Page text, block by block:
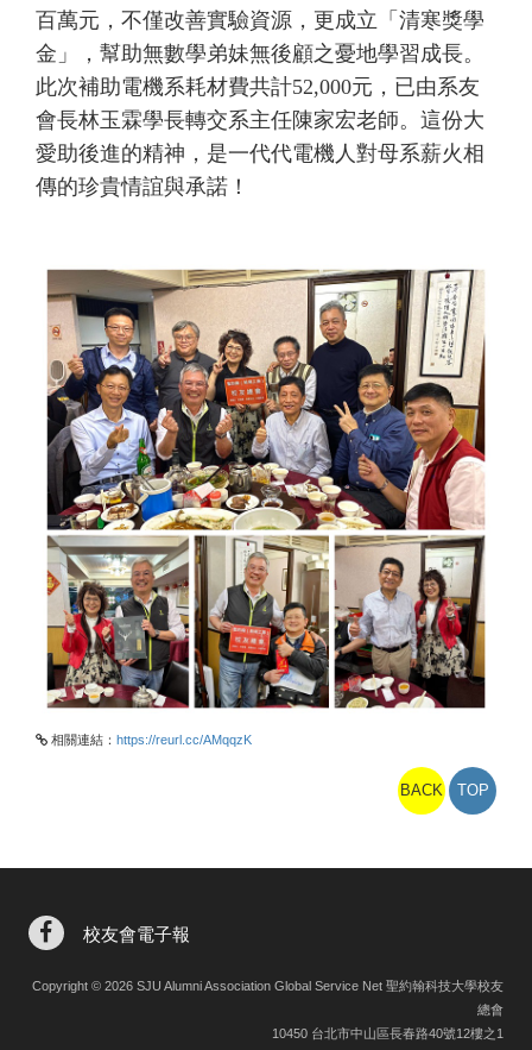
百萬元，不僅改善實驗資源，更成立「清寒獎學
金」，幫助無數學弟妹無後顧之憂地學習成長。
此次補助電機系耗材費共計52,000元，已由系友
會長林玉霖學長轉交系主任陳家宏老師。這份大
愛助後進的精神，是一代代電機人對母系薪火相
傳的珍貴情誼與承諾！
相關連結： https://reurl.cc/AMqqzK
BACK TOP
校友會電子報
Copyright © 2026 SJU Alumni Association Global Service Net 聖約翰科技大學校友
總會
10450 台北市中山區長春路40號12樓之1